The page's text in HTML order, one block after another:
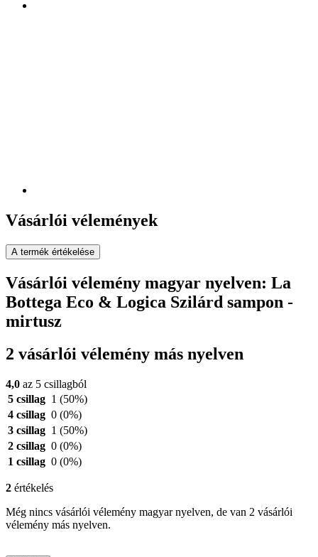
Vásárlói vélemények
A termék értékelése
Vásárlói vélemény magyar nyelven: La
Bottega Eco & Logica Szilárd sampon -
mirtusz
2 vásárlói vélemény más nyelven
4,0 az 5 csillagból
5 csillag 1 (50%)
4 csillag 0 (0%)
3 csillag 1 (50%)
2 csillag 0 (0%)
1 csillag 0 (0%)
2 értékelés
Még nincs vásárlói vélemény magyar nyelven, de van 2 vásárlói
vélemény más nyelven.